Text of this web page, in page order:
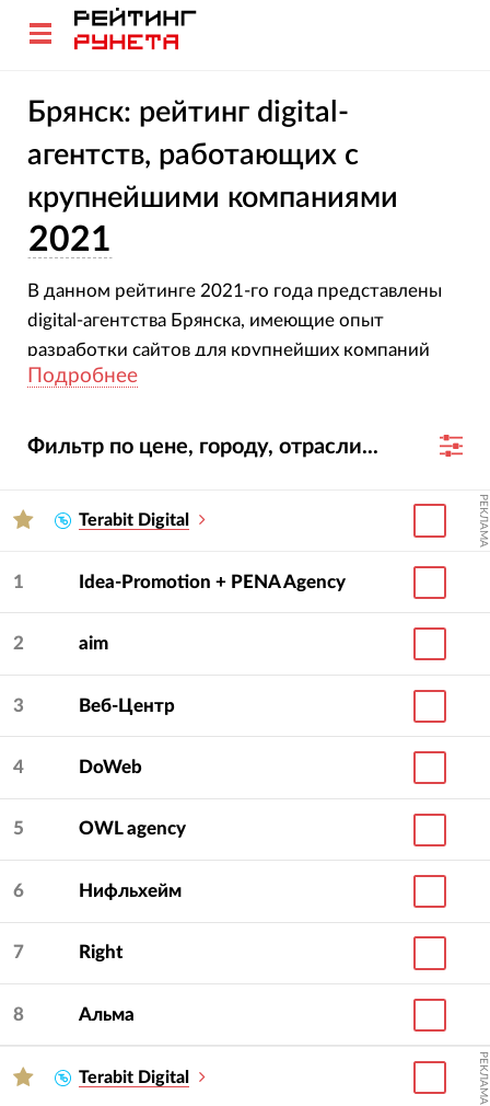
Брянск: рейтинг digital-
агентств, работающих с
крупнейшими компаниями
2021
В данном рейтинге 2021-го года представлены
digital-агентства Брянска, имеющие опыт
разработки сайтов для крупнейших компаний
России и мира.
Подробнее
Фильтр по цене, городу, отрасли...
Terabit Digital РЕКЛАМА
1 Idea-Promotion + PENA Agency
2 aim
3 Веб-Центр
4 DoWeb
5 OWL agency
6 Нифльхейм
7 Right
8 Альма
Terabit Digital РЕКЛАМА